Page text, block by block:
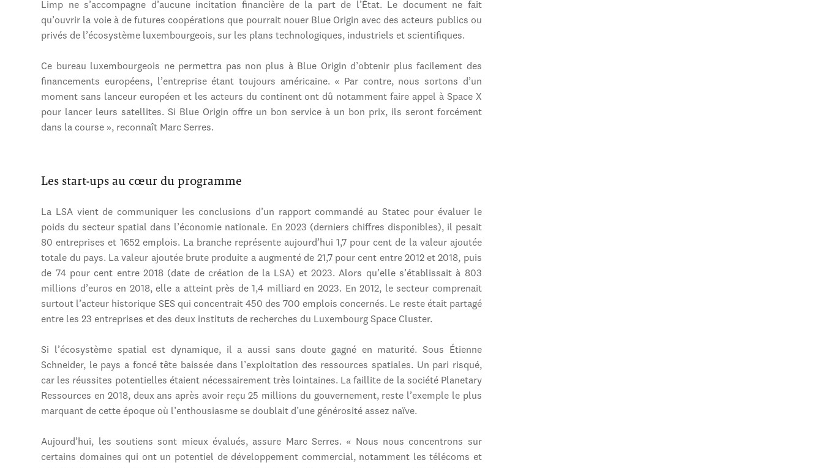
Limp ne s’accompagne d’aucune incitation financière de la part de l’État. Le document ne fait
qu’ouvrir la voie à de futures coopérations que pourrait nouer Blue Origin avec des acteurs publics ou
privés de l’écosystème luxembourgeois, sur les plans technologiques, industriels et scientifiques.
Ce bureau luxembourgeois ne permettra pas non plus à Blue Origin d’obtenir plus facilement des
financements européens, l’entreprise étant toujours américaine. « Par contre, nous sortons d’un
moment sans lanceur européen et les acteurs du continent ont dû notamment faire appel à Space X
pour lancer leurs satellites. Si Blue Origin offre un bon service à un bon prix, ils seront forcément
dans la course », reconnaît Marc Serres.
Les start-ups au cœur du programme
La LSA vient de communiquer les conclusions d’un rapport commandé au Statec pour évaluer le
poids du secteur spatial dans l’économie nationale. En 2023 (derniers chiffres disponibles), il pesait
80 entreprises et 1652 emplois. La branche représente aujourd’hui 1,7 pour cent de la valeur ajoutée
totale du pays. La valeur ajoutée brute produite a augmenté de 21,7 pour cent entre 2012 et 2018, puis
de 74 pour cent entre 2018 (date de création de la LSA) et 2023. Alors qu’elle s’établissait à 803
millions d’euros en 2018, elle a atteint près de 1,4 milliard en 2023. En 2012, le secteur comprenait
surtout l’acteur historique SES qui concentrait 450 des 700 emplois concernés. Le reste était partagé
entre les 23 entreprises et des deux instituts de recherches du Luxembourg Space Cluster.
Si l’écosystème spatial est dynamique, il a aussi sans doute gagné en maturité. Sous Étienne
Schneider, le pays a foncé tête baissée dans l’exploitation des ressources spatiales. Un pari risqué,
car les réussites potentielles étaient nécessairement très lointaines. La faillite de la société Planetary
Ressources en 2018, deux ans après avoir reçu 25 millions du gouvernement, reste l’exemple le plus
marquant de cette époque où l’enthousiasme se doublait d’une générosité assez naïve.
Aujourd’hui, les soutiens sont mieux évalués, assure Marc Serres. « Nous nous concentrons sur
certains domaines qui ont un potentiel de développement commercial, notamment les télécoms et